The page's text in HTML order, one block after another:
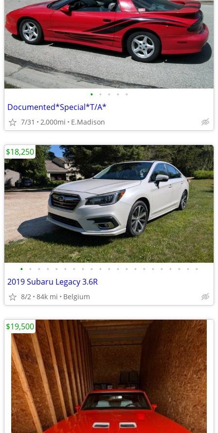
• • • • •
Documented*Special*T/A*
7/31 2,000mi E.Madison
• • • • • • • • • • • • • • • • • • • • •
2019 Subaru Legacy 3.6R
8/2 84k mi Belgium
$18,250
$19,500